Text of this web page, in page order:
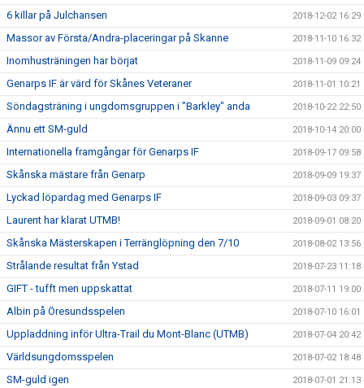
6 killar på Julchansen 2018-12-02 16:29
Massor av Första/Andra-placeringar på Skanne 2018-11-10 16:32
Inomhusträningen har börjat 2018-11-09 09:24
Genarps IF är värd för Skånes Veteraner 2018-11-01 10:21
Söndagsträning i ungdomsgruppen i "Barkley" anda 2018-10-22 22:50
Ännu ett SM-guld 2018-10-14 20:00
Internationella framgångar för Genarps IF 2018-09-17 09:58
Skånska mästare från Genarp 2018-09-09 19:37
Lyckad löpardag med Genarps IF 2018-09-03 09:37
Laurent har klarat UTMB! 2018-09-01 08:20
Skånska Mästerskapen i Terränglöpning den 7/10 2018-08-02 13:56
Strålande resultat från Ystad 2018-07-23 11:18
GIFT - tufft men uppskattat 2018-07-11 19:00
Albin på Öresundsspelen 2018-07-10 16:01
Uppladdning inför Ultra-Trail du Mont-Blanc (UTMB) 2018-07-04 20:42
Världsungdomsspelen 2018-07-02 18:48
SM-guld igen 2018-07-01 21:13